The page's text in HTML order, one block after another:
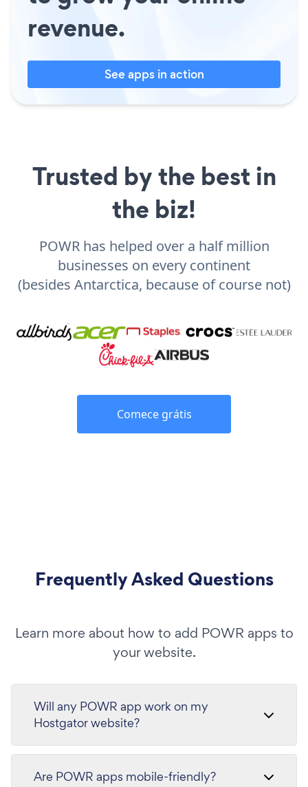
revenue.
See apps in action
Trusted by the best in
the biz!
POWR has helped over a half million
businesses on every continent
(besides Antarctica, because of course not)
Comece grátis
Frequently Asked Questions
Learn more about how to add POWR apps to
your website.
Will any POWR app work on my
Hostgator website?
Are POWR apps mobile-friendly?